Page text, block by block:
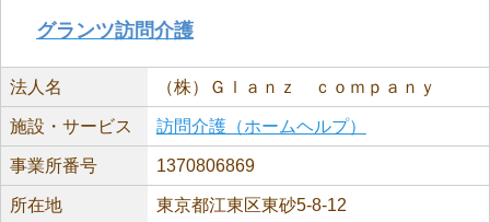
グランツ訪問介護
法人名 （株）Ｇｌａｎｚ ｃｏｍｐａｎｙ
施設・サービス 訪問介護（ホームヘルプ）
事業所番号 1370806869
所在地 東京都江東区東砂5-8-12